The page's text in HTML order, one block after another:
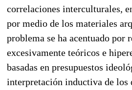
correlaciones interculturales,
por medio de los materiales
problema se ha acentuado por
excesivamente teóricos e
basadas en presupuestos
interpretación inductiva de los